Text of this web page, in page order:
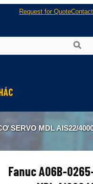
Request for Quote
nổ
MDL AIS22/4000, ST, SLK,
Fanuc A06B-